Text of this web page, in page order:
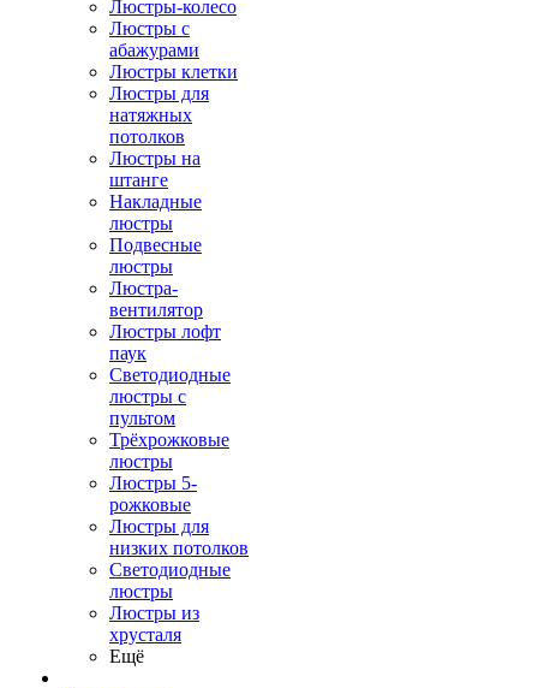
Люстры-колесо
Люстры с
абажурами
Люстры клетки
Люстры для
натяжных
потолков
Люстры на
штанге
Накладные
люстры
Подвесные
люстры
Люстра-
вентилятор
Люстры лофт
паук
Светодиодные
люстры с
пультом
Трёхрожковые
люстры
Люстры 5-
рожковые
Люстры для
низких потолков
Cветодиодные
люстры
Люстры из
хрусталя
Ещё